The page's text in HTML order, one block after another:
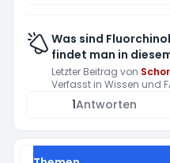
Was sind
findet man in
Letzter Beitrag von
Verfasst in Wissen und
1Antworten